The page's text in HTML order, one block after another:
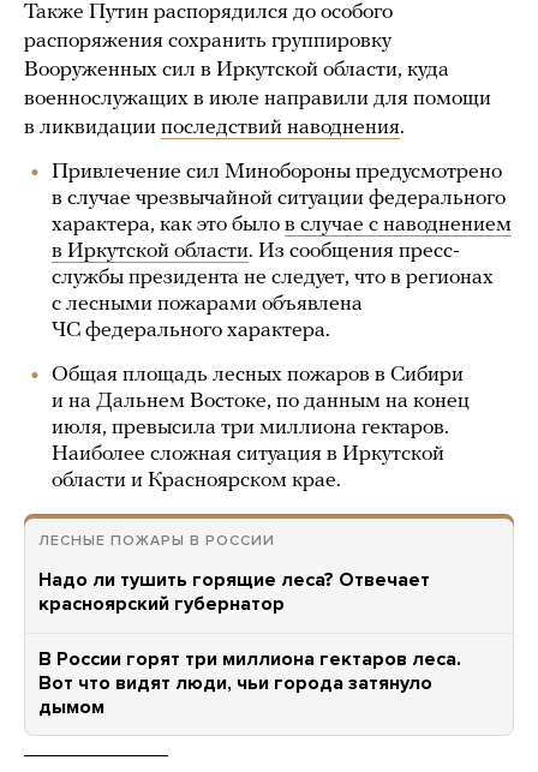
Также Путин распорядился до особого
распоряжения сохранить группировку
Вооруженных сил в Иркутской области, куда
военнослужащих в июле направили для помощи
в ликвидации последствий наводнения.
Привлечение сил Минобороны предусмотрено
в случае чрезвычайной ситуации федерального
характера, как это было в случае с наводнением
в Иркутской области. Из сообщения пресс-
службы президента не следует, что в регионах
с лесными пожарами объявлена
ЧС федерального характера.
Общая площадь лесных пожаров в Сибири
и на Дальнем Востоке, по данным на конец
июля, превысила три миллиона гектаров.
Наиболее сложная ситуация в Иркутской
области и Красноярском крае.
ЛЕСНЫЕ ПОЖАРЫ В РОССИИ
Надо ли тушить горящие леса? Отвечает
красноярский губернатор
В России горят три миллиона гектаров леса.
Вот что видят люди, чьи города затянуло
дымом